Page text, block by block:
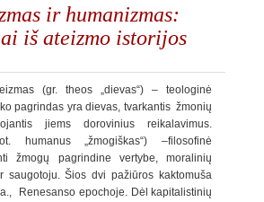
ir humanizmas:
iš ateizmo istorijos
(gr. theos „dievas“) – teologinė
pagrindas yra dievas, tvarkantis žmonių
jiems dorovinius reikalavimus.
humanus „žmogiškas“) –filosofinė
žmogų pagrindine vertybe, moralinių
saugotoju. Šios dvi pažiūros kaktomuša
Renesanso epochoje. Dėl kapitalistinių